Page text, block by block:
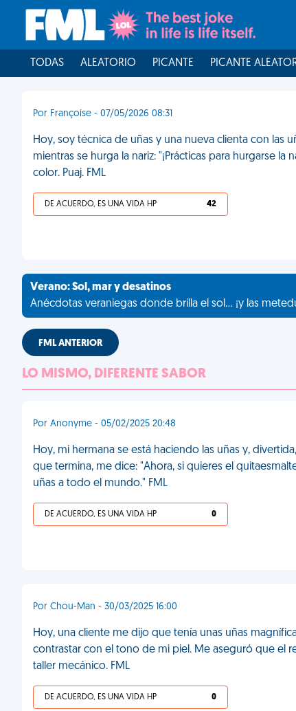
TODAS ALEATORIO PICANTE PICANTE
Por Françoise - 07/05/2026 08:31
Hoy, soy técnica de uñas y una nueva clienta con las
mientras se hurga la nariz: "¡Prácticas para hurgarse
color. Puaj. FML
DE ACUERDO, ES UNA VIDA HP 42
Verano: Sol, mar y desatinos
Anécdotas veraniegas donde brilla el sol... ¡y las
FML ANTERIOR
LO MISMO, DIFERENTE SABOR
Por Anonyme - 05/02/2025 20:48
Hoy, mi hermana se está haciendo las uñas y,
que termina, me dice: "Ahora, si quieres el
uñas a todo el mundo." FML
DE ACUERDO, ES UNA VIDA HP 0
Por Chou-Man - 30/03/2025 16:00
Hoy, una cliente me dijo que tenía unas uñas
contrastar con el tono de mi piel. Me aseguró que el
taller mecánico. FML
DE ACUERDO, ES UNA VIDA HP 0